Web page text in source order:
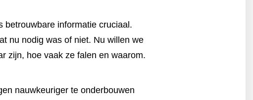
betrouwbare informatie cruciaal.
nu nodig was of niet. Nu willen we
zijn, hoe vaak ze falen en waarom.
nauwkeuriger te onderbouwen